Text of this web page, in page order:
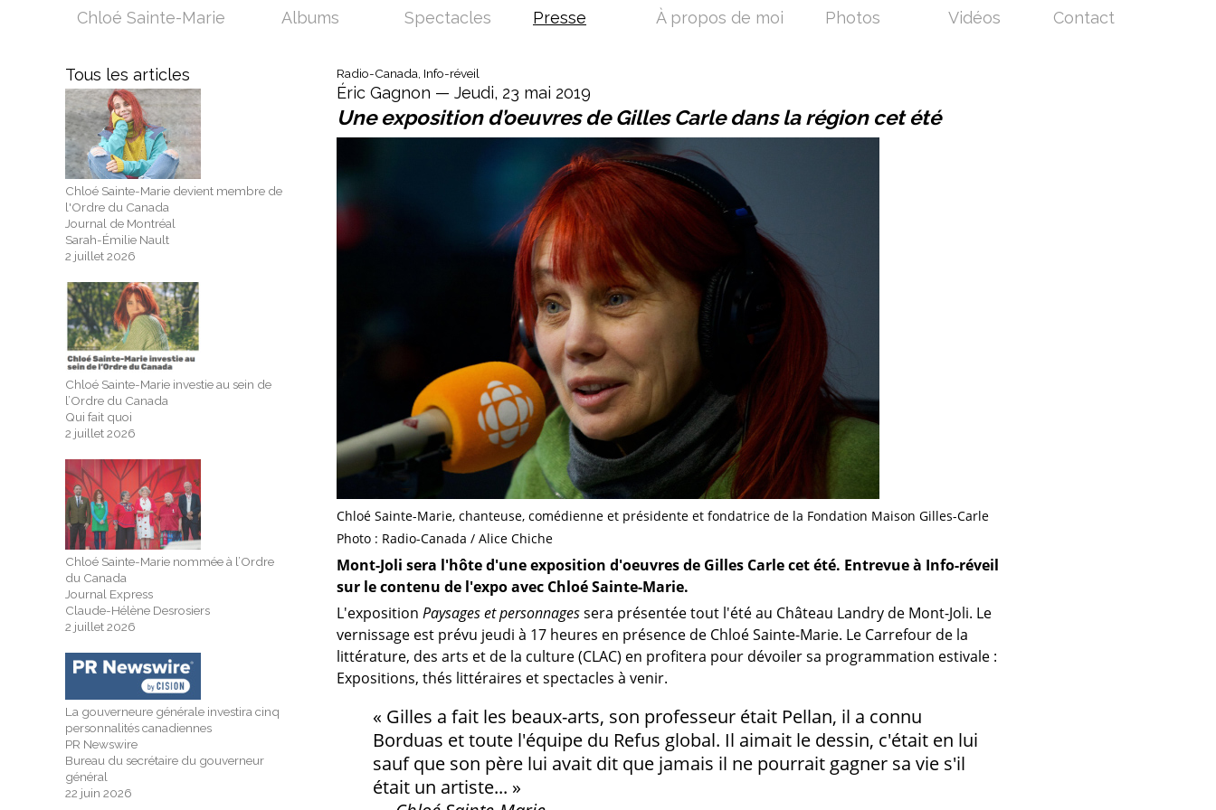
Tous les articles
Chloé Sainte-Marie devient membre de
l'Ordre du Canada
Journal de Montréal
Sarah-Émilie Nault
2 juillet 2026
Chloé Sainte-Marie investie au sein de
l’Ordre du Canada
Qui fait quoi
2 juillet 2026
Chloé Sainte-Marie nommée à l’Ordre
du Canada
Journal Express
Claude-Hélène Desrosiers
2 juillet 2026
La gouverneure générale investira cinq
personnalités canadiennes
PR Newswire
Bureau du secrétaire du gouverneur
général
22 juin 2026
Radio-Canada, Info-réveil
Éric Gagnon — Jeudi, 23 mai 2019
Une exposition d’oeuvres de Gilles Carle dans la région cet été
Chloé Sainte-Marie, chanteuse, comédienne et présidente et fondatrice de la Fondation Maison Gilles-Carle
Photo : Radio-Canada / Alice Chiche
Mont-Joli sera l'hôte d'une exposition d'oeuvres de Gilles Carle cet été. Entrevue à Info-réveil
sur le contenu de l'expo avec Chloé Sainte-Marie.
L'exposition Paysages et personnagessera présentée tout l'été au Château Landry de Mont-Joli. Le
vernissage est prévu jeudi à 17 heures en présence de Chloé Sainte-Marie. Le Carrefour de la
littérature, des arts et de la culture (CLAC) en profitera pour dévoiler sa programmation estivale :
Expositions, thés littéraires et spectacles à venir.
« Gilles a fait les beaux-arts, son professeur était Pellan, il a connu
Borduas et toute l'équipe du Refus global. Il aimait le dessin, c'était en lui
sauf que son père lui avait dit que jamais il ne pourrait gagner sa vie s'il
était un artiste... »
Chloé Sainte-Marie Albums Spectacles Presse À propos de moi Photos Vidéos Contact